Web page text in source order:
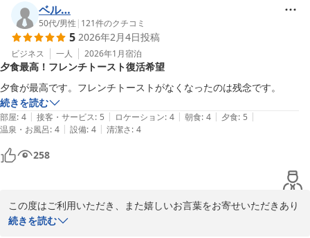
たしました。
バス・トイレ別のお部屋や3名様でゆったりお休みいただける客室
は、多くのお客様からご好評をいただいております。ご家族でのご
滞在が快適なものとなり、私どもも安心いたしました。
また松山へお越しの際には、ぜひ当館でゆっくりお過ごしください
ませ。
スタッフ一同、心よりお待ちしております。
ホテルたいよう農園古三津
フロントスタッフ一同
2026-03-03
ベル…
50代/男性 | 121件のクチコミ
5 2026年2月4日投稿
ビジネス 一人 2026年1月宿泊
夕食最高！フレンチトースト復活希望
夕食が最高です。フレンチトーストがなくなったのは残念です。
続きを読む
部屋: 4 | 接客・サービス: 5 | ロケーション: 4 | 朝食: 4 | 夕食: 5 |
温泉・お風呂: 4 | 設備: 4 | 清潔さ: 4
258
この度はご利用いただき、また嬉しいお言葉をお寄せいただきあり
がとうございます。
続きを読む